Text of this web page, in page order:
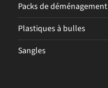
Packs de déménagement
Plastiques à bulles
Sangles